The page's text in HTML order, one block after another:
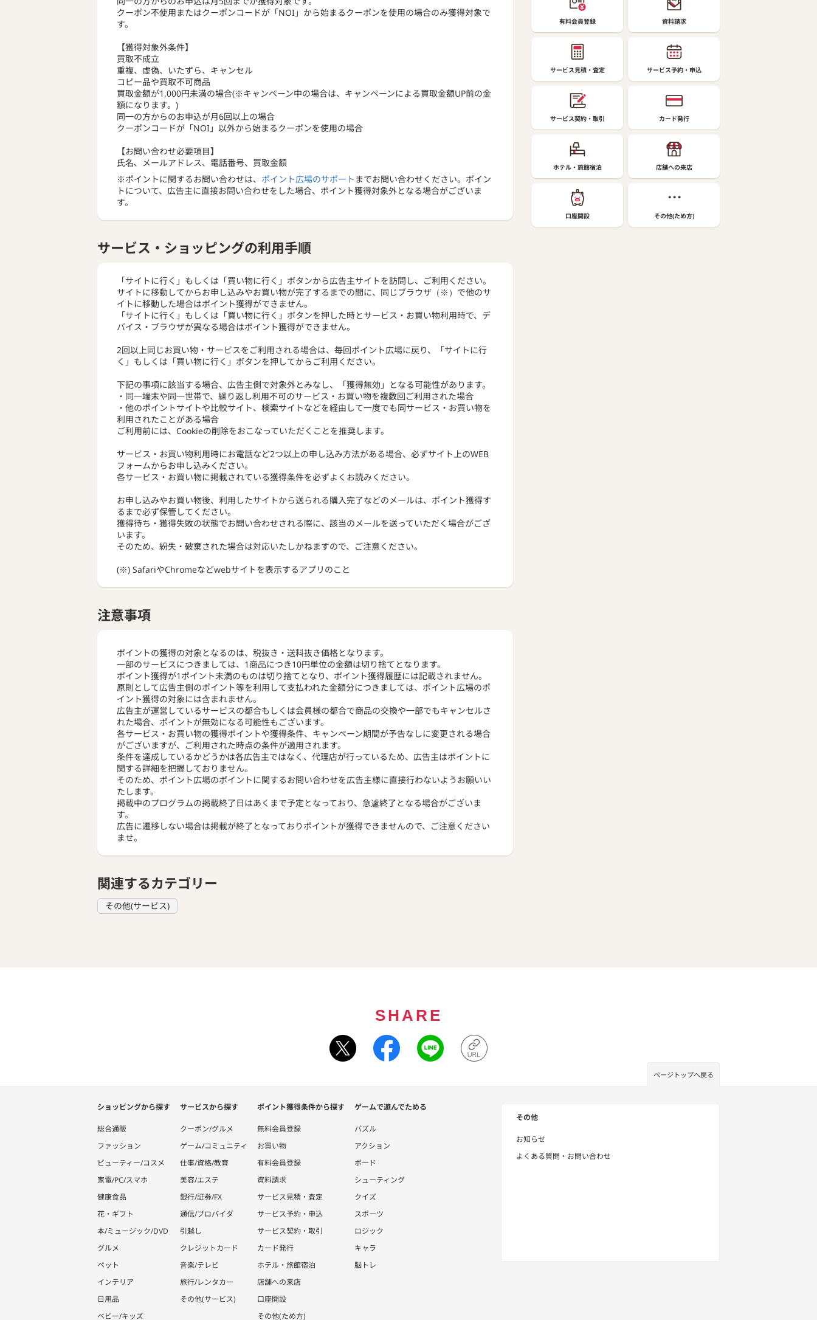
クーポン不使用またはクーポンコードが「NOI」から始まるクーポンを使用の場合のみ獲得対象で
す。
【獲得対象外条件】
買取不成立
重複、虚偽、いたずら、キャンセル
コピー品や買取不可商品
買取金額が1,000円未満の場合(※キャンペーン中の場合は、キャンペーンによる買取金額UP前の金
額になります。)
同一の方からのお申込が月6回以上の場合
クーポンコードが「NOI」以外から始まるクーポンを使用の場合
【お問い合わせ必要項目】
氏名、メールアドレス、電話番号、買取金額
※ポイントに関するお問い合わせは、 ポイント広場のサポート までお問い合わせください。ポイン
トについて、広告主に直接お問い合わせをした場合、ポイント獲得対象外となる場合がございま
す。
サービス・ショッピングの利用手順
「サイトに行く」もしくは「買い物に行く」ボタンから広告主サイトを訪問し、ご利用ください。
サイトに移動してからお申し込みやお買い物が完了するまでの間に、同じブラウザ（※）で他のサ
イトに移動した場合はポイント獲得ができません。
「サイトに行く」もしくは「買い物に行く」ボタンを押した時とサービス・お買い物利用時で、デ
バイス・ブラウザが異なる場合はポイント獲得ができません。
2回以上同じお買い物・サービスをご利用される場合は、毎回ポイント広場に戻り、「サイトに行
く」もしくは「買い物に行く」ボタンを押してからご利用ください。
下記の事項に該当する場合、広告主側で対象外とみなし、「獲得無効」となる可能性があります。
・同一端末や同一世帯で、繰り返し利用不可のサービス・お買い物を複数回ご利用された場合
・他のポイントサイトや比較サイト、検索サイトなどを経由して一度でも同サービス・お買い物を
利用されたことがある場合
ご利用前には、Cookieの削除をおこなっていただくことを推奨します。
サービス・お買い物利用時にお電話など2つ以上の申し込み方法がある場合、必ずサイト上のWEB
フォームからお申し込みください。
各サービス・お買い物に掲載されている獲得条件を必ずよくお読みください。
お申し込みやお買い物後、利用したサイトから送られる購入完了などのメールは、ポイント獲得す
るまで必ず保管してください。
獲得待ち・獲得失敗の状態でお問い合わせされる際に、該当のメールを送っていただく場合がござ
います。
そのため、紛失・破棄された場合は対応いたしかねますので、ご注意ください。
(※) SafariやChromeなどwebサイトを表示するアプリのこと
注意事項
ポイントの獲得の対象となるのは、税抜き・送料抜き価格となります。
一部のサービスにつきましては、1商品につき10円単位の金額は切り捨てとなります。
ポイント獲得が1ポイント未満のものは切り捨てとなり、ポイント獲得履歴には記載されません。
原則として広告主側のポイント等を利用して支払われた金額分につきましては、ポイント広場のポ
イント獲得の対象には含まれません。
広告主が運営しているサービスの都合もしくは会員様の都合で商品の交換や一部でもキャンセルさ
れた場合、ポイントが無効になる可能性もございます。
各サービス・お買い物の獲得ポイントや獲得条件、キャンペーン期間が予告なしに変更される場合
がございますが、ご利用された時点の条件が適用されます。
条件を達成しているかどうかは各広告主ではなく、代理店が行っているため、広告主はポイントに
関する詳細を把握しておりません。
そのため、ポイント広場のポイントに関するお問い合わせを広告主様に直接行わないようお願いい
たします。
掲載中のプログラムの掲載終了日はあくまで予定となっており、急遽終了となる場合がございま
す。
広告に遷移しない場合は掲載が終了となっておりポイントが獲得できませんので、ご注意ください
ませ。
関連するカテゴリー
その他(サービス)
有料会員登録 資料請求
サービス見積・査定 サービス予約・申込
サービス契約・取引 カード発行
ホテル・旅館宿泊 店舗への来店
口座開設 その他(ため方)
SHARE
ページトップへ戻る
ショッピングから探す
総合通販
ファッション
ビューティー/コスメ
家電/PC/スマホ
健康食品
花・ギフト
本/ミュージック/DVD
グルメ
ペット
インテリア
日用品
ベビー/キッズ
サービスから探す
クーポン/グルメ
ゲーム/コミュニティ
仕事/資格/教育
美容/エステ
銀行/証券/FX
通信/プロバイダ
引越し
クレジットカード
音楽/テレビ
旅行/レンタカー
その他(サービス)
ポイント獲得条件から探す
無料会員登録
お買い物
有料会員登録
資料請求
サービス見積・査定
サービス予約・申込
サービス契約・取引
カード発行
ホテル・旅館宿泊
店舗への来店
口座開設
その他(ため方)
ゲームで遊んでためる
パズル
アクション
ボード
シューティング
クイズ
スポーツ
ロジック
キャラ
脳トレ
その他
お知らせ
よくある質問・お問い合わせ